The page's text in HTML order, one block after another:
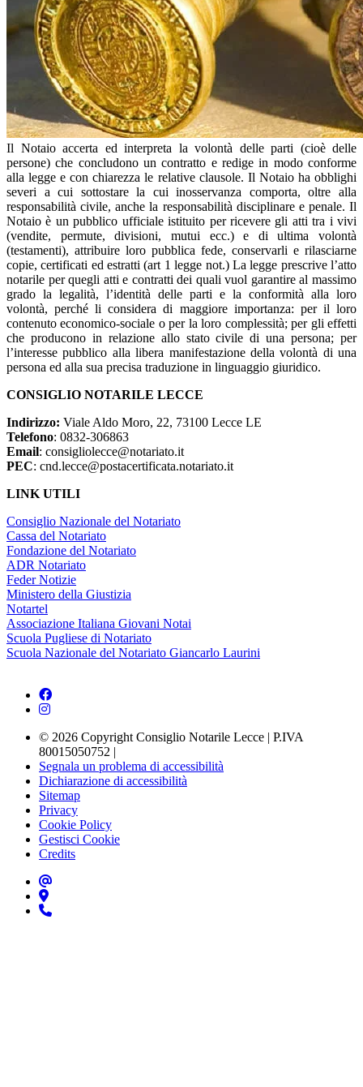
Il Notaio accerta ed interpreta la volontà delle parti (cioè delle
persone) che concludono un contratto e redige in modo conforme
alla legge e con chiarezza le relative clausole. Il Notaio ha obblighi
severi a cui sottostare la cui inosservanza comporta, oltre alla
responsabilità civile, anche la responsabilità disciplinare e penale. Il
Notaio è un pubblico ufficiale istituito per ricevere gli atti tra i vivi
(vendite, permute, divisioni, mutui ecc.) e di ultima volontà
(testamenti), attribuire loro pubblica fede, conservarli e rilasciarne
copie, certificati ed estratti (art 1 legge not.) La legge prescrive l’atto
notarile per quegli atti e contratti dei quali vuol garantire al massimo
grado la legalità, l’identità delle parti e la conformità alla loro
volontà, perché li considera di maggiore importanza: per il loro
contenuto economico-sociale o per la loro complessità; per gli effetti
che producono in relazione allo stato civile di una persona; per
l’interesse pubblico alla libera manifestazione della volontà di una
persona ed alla sua precisa traduzione in linguaggio giuridico.
CONSIGLIO NOTARILE LECCE
Indirizzo: Viale Aldo Moro, 22, 73100 Lecce LE
Telefono: 0832-306863
Email: consigliolecce@notariato.it
PEC: cnd.lecce@postacertificata.notariato.it
LINK UTILI
Consiglio Nazionale del Notariato
Cassa del Notariato
Fondazione del Notariato
ADR Notariato
Feder Notizie
Ministero della Giustizia
Notartel
Associazione Italiana Giovani Notai
Scuola Pugliese di Notariato
Scuola Nazionale del Notariato Giancarlo Laurini
© 2026 Copyright Consiglio Notarile Lecce | P.IVA
80015050752 |
Segnala un problema di accessibilità
Dichiarazione di accessibilità
Sitemap
Privacy
Cookie Policy
Gestisci Cookie
Credits